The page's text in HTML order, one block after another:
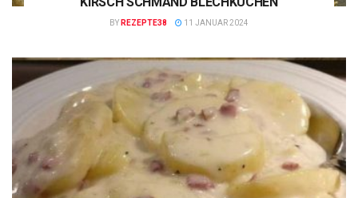
BY REZEPTE38 11 JANUAR 2024